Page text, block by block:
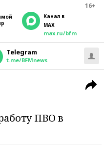
16+
Канал в
MAX
max.ru/bfm
Telegram
t.me/BFMnews
ПВО в